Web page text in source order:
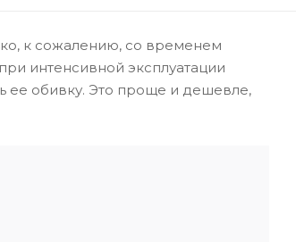
к сожалению, со временем
интенсивной эксплуатации
ее обивку. Это проще и дешевле,